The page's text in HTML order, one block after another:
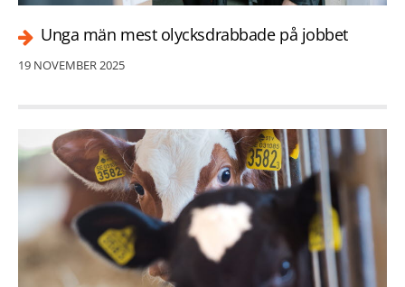
Unga män mest olycksdrabbade på jobbet
19 NOVEMBER 2025